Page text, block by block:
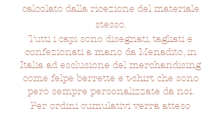
calcolato dalla ricezione del materiale
stesso.
Tutti i capi sono disegnati, tagliati e
confezionati a mano da Menadito, in
Italia ad esclusione del merchandising
come felpe berrette e t-shirt che sono
però sempre personalizzate da noi.
Per ordini cumulativi verrà atteso